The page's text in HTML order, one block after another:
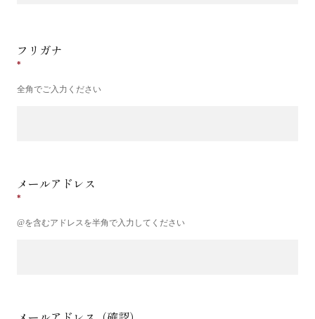
フリガナ
全角でご入力ください
メールアドレス
@を含むアドレスを半角で入力してください